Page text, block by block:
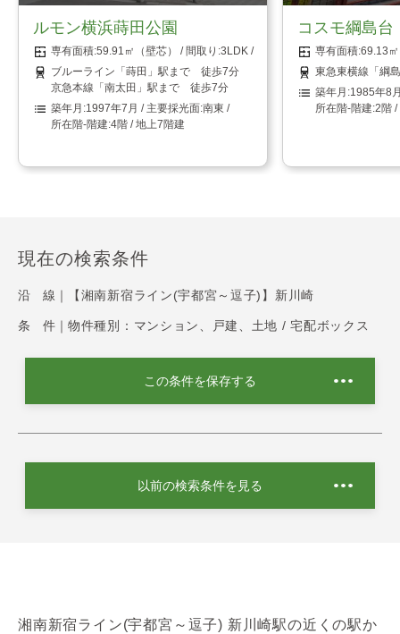
ルモン横浜蒔田公園
59.91㎡（壁芯）
3LDK
ブルーライン「蒔田」駅まで 徒歩7分
京急本線「南太田」駅まで 徒歩7分
1997年7月
南東
4階 / 地上7階建
コスモ綱島
69.13
東急東横線「綱
1985年8
2階 /
現在の検索条件
沿 線｜ 【湘南新宿ライン(宇都宮～逗子)】新川崎
条 件｜ 物件種別：マンション、戸建、土地 / 宅配ボックス
この条件を保存する
以前の検索条件を見る
湘南新宿ライン(宇都宮～逗子) 新川崎駅の近くの駅か